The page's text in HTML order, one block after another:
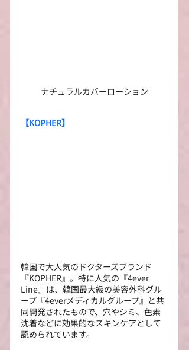
ナチュラルカバーローション
【KOPHER】
韓国で大人気のドクターズブランド
『KOPHER』。特に人気の『4ever
Line』は、韓国最大級の美容外科グル
ープ『4everメディカルグループ』と共
同開発されたもので、穴やシミ、色素
沈着などに効果的なスキンケアとして
認められています。